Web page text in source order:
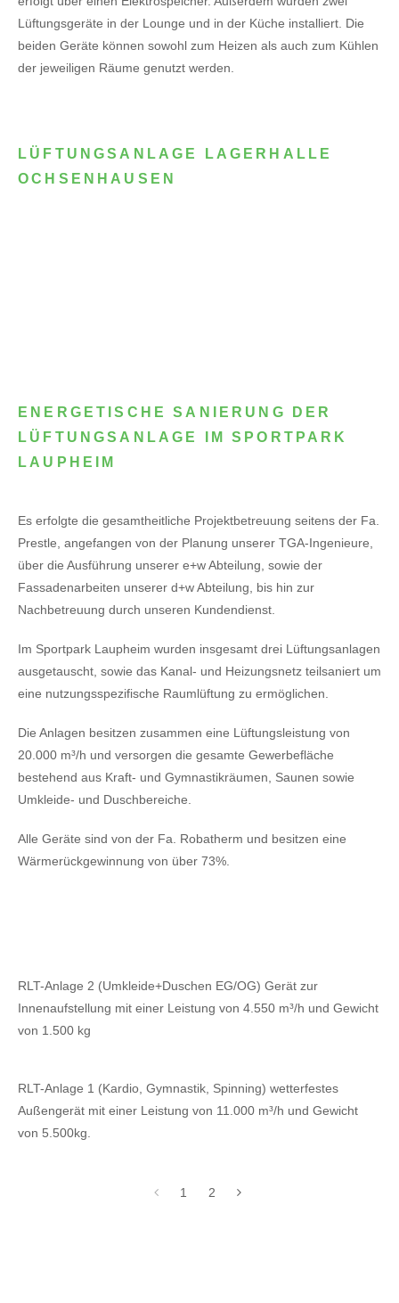
Lüftungsgeräte in der Lounge und in der Küche installiert. Die
beiden Geräte können sowohl zum Heizen als auch zum Kühlen
der jeweiligen Räume genutzt werden.
LÜFTUNGSANLAGE LAGERHALLE
OCHSENHAUSEN
ENERGETISCHE SANIERUNG DER
LÜFTUNGSANLAGE IM SPORTPARK
LAUPHEIM
Es erfolgte die gesamtheitliche Projektbetreuung seitens der Fa.
Prestle, angefangen von der Planung unserer TGA-Ingenieure,
über die Ausführung unserer e+w Abteilung, sowie der
Fassadenarbeiten unserer d+w Abteilung, bis hin zur
Nachbetreuung durch unseren Kundendienst.
Im Sportpark Laupheim wurden insgesamt drei Lüftungsanlagen
ausgetauscht, sowie das Kanal- und Heizungsnetz teilsaniert um
eine nutzungsspezifische Raumlüftung zu ermöglichen.
Die Anlagen besitzen zusammen eine Lüftungsleistung von
20.000 m³/h und versorgen die gesamte Gewerbefläche
bestehend aus Kraft- und Gymnastikräumen, Saunen sowie
Umkleide- und Duschbereiche.
Alle Geräte sind von der Fa. Robatherm und besitzen eine
Wärmerückgewinnung von über 73%.
RLT-Anlage 2 (Umkleide+Duschen EG/OG) Gerät zur
Innenaufstellung mit einer Leistung von 4.550 m³/h und Gewicht
von 1.500 kg
RLT-Anlage 1 (Kardio, Gymnastik, Spinning) wetterfestes
Außengerät mit einer Leistung von 11.000 m³/h und Gewicht
von 5.500kg.
1 2